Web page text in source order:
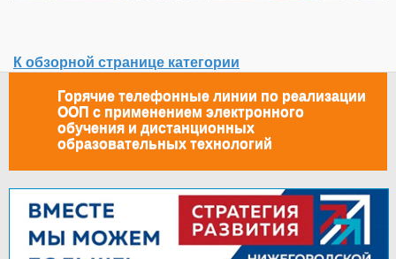
К обзорной странице категории
Горячие телефонные линии по реализации
ООП с применением электронного
обучения и дистанционных
образовательных технологий